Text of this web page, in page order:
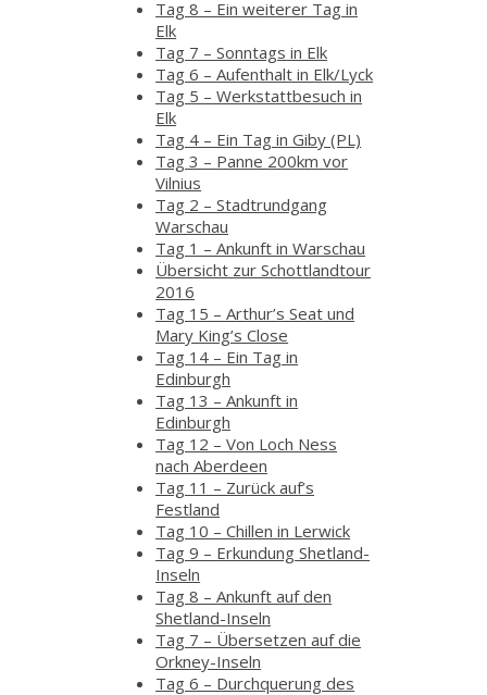
Tag 8 – Ein weiterer Tag in
Elk
Tag 7 – Sonntags in Elk
Tag 6 – Aufenthalt in Elk/Lyck
Tag 5 – Werkstattbesuch in
Elk
Tag 4 – Ein Tag in Giby (PL)
Tag 3 – Panne 200km vor
Vilnius
Tag 2 – Stadtrundgang
Warschau
Tag 1 – Ankunft in Warschau
Übersicht zur Schottlandtour
2016
Tag 15 – Arthur’s Seat und
Mary King’s Close
Tag 14 – Ein Tag in
Edinburgh
Tag 13 – Ankunft in
Edinburgh
Tag 12 – Von Loch Ness
nach Aberdeen
Tag 11 – Zurück auf’s
Festland
Tag 10 – Chillen in Lerwick
Tag 9 – Erkundung Shetland-
Inseln
Tag 8 – Ankunft auf den
Shetland-Inseln
Tag 7 – Übersetzen auf die
Orkney-Inseln
Tag 6 – Durchquerung des